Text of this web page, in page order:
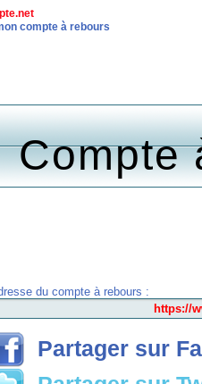
compte à rebours
Compte
du compte à rebours :
Partager sur